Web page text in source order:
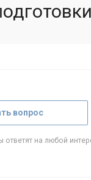
вопрос
ответят на любой